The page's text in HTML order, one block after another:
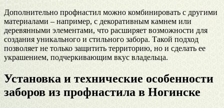
Дополнительно профнастил можно комбинировать с другими
материалами – например, с декоративным камнем или
деревянными элементами, что расширяет возможности для
создания уникального и стильного забора. Такой подход
позволяет не только защитить территорию, но и сделать ее
украшением, подчеркивающим вкус владельца.
Установка и технические особенности
заборов из профнастила в Ногинске